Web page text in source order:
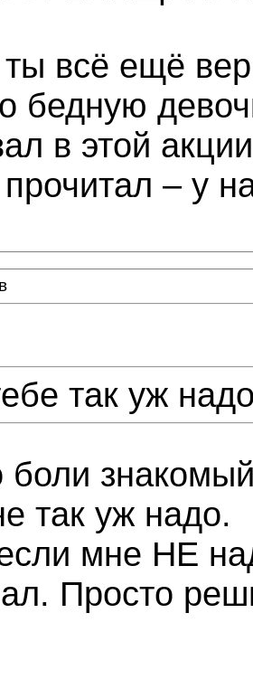
всё ещё
бедную
в этой
– у
так уж
боли
так уж надо.
мне НЕ
Просто